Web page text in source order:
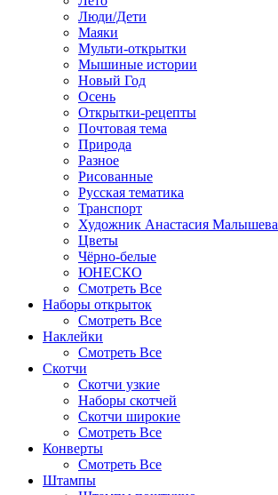
Люди/Дети
Маяки
Мульти-открытки
Мышиные истории
Новый Год
Осень
Открытки-рецепты
Почтовая тема
Природа
Разное
Рисованные
Русская тематика
Транспорт
Художник Анастасия Малышева
Цветы
Чёрно-белые
ЮНЕСКО
Смотреть Все
Наборы открыток
Смотреть Все
Наклейки
Смотреть Все
Скотчи
Скотчи узкие
Наборы скотчей
Скотчи широкие
Смотреть Все
Конверты
Смотреть Все
Штампы